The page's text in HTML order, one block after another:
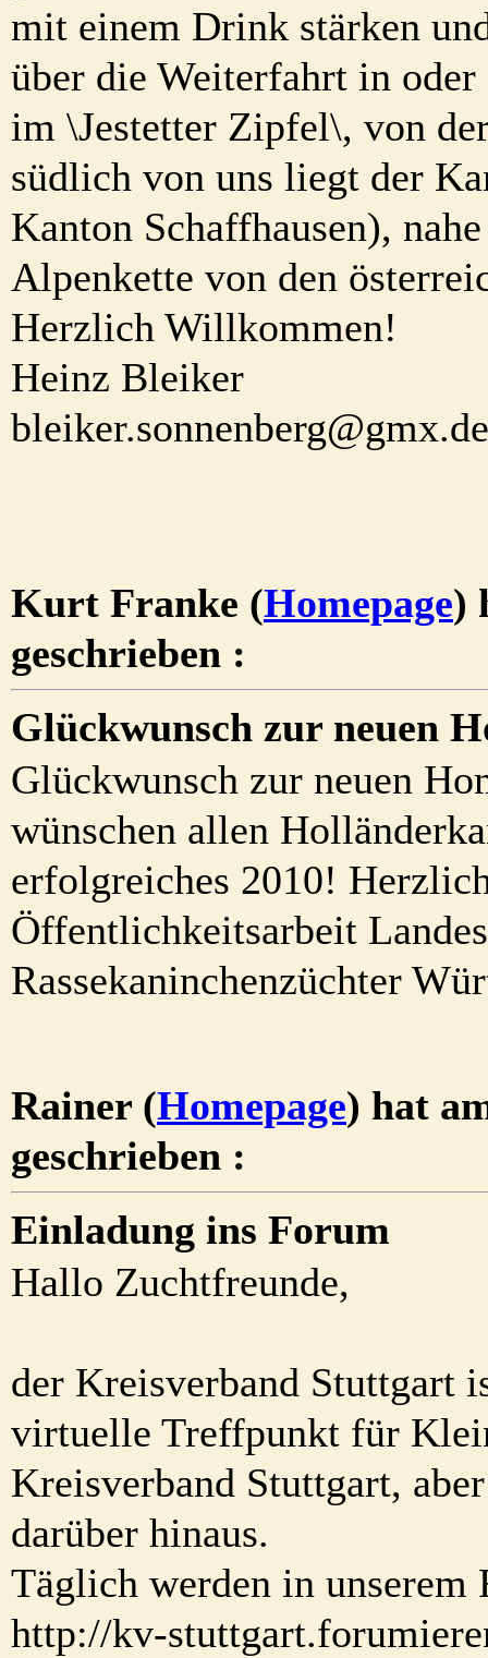
mit einem Drink stärken
über die Weiterfahrt in
im \Jestetter Zipfel\, von
südlich von uns liegt der
Kanton Schaffhausen),
Alpenkette von den
Herzlich Willkommen!
Heinz Bleiker
bleiker.sonnenberg@gmx.de
Kurt Franke (Homepage)
geschrieben :
Glückwunsch zur neuen
Glückwunsch zur neuen
wünschen allen
erfolgreiches 2010!
Öffentlichkeitsarbeit
Rassekaninchenzüchter
Rainer (Homepage) hat
geschrieben :
Einladung ins Forum
Hallo Zuchtfreunde,
der Kreisverband Stuttgart
virtuelle Treffpunkt für
Kreisverband Stuttgart,
darüber hinaus.
Täglich werden in unserem
http://kv-